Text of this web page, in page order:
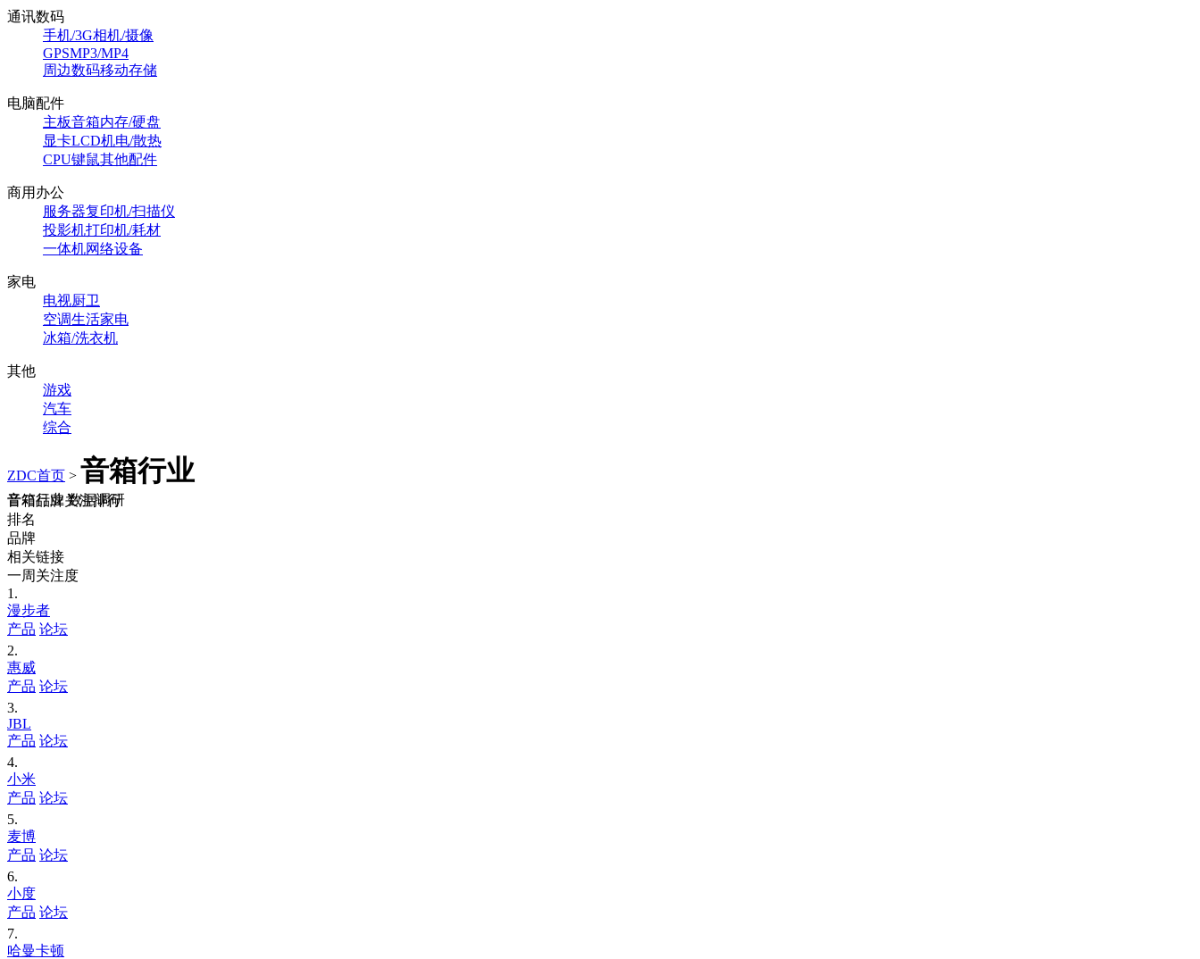
通讯数码
手机/3G相机/摄像
GPSMP3/MP4
周边数码移动存储
电脑配件
主板音箱内存/硬盘
显卡LCD机电/散热
CPU键鼠其他配件
商用办公
服务器复印机/扫描仪
投影机打印机/耗材
一体机网络设备
家电
电视厨卫
空调生活家电
冰箱/洗衣机
其他
游戏
汽车
综合
ZDC首页 > 音箱行业
音箱行业 数据调研
音箱品牌关注排行
排名
品牌
相关链接
一周关注度
1.
漫步者
产品 论坛
2.
惠威
产品 论坛
3.
JBL
产品 论坛
4.
小米
产品 论坛
5.
麦博
产品 论坛
6.
小度
产品 论坛
7.
哈曼卡顿